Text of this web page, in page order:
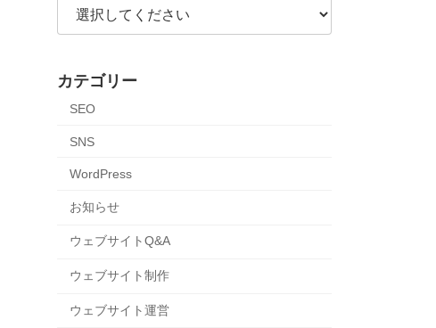
カテゴリー
SEO
SNS
WordPress
お知らせ
ウェブサイトQ&A
ウェブサイト制作
ウェブサイト運営